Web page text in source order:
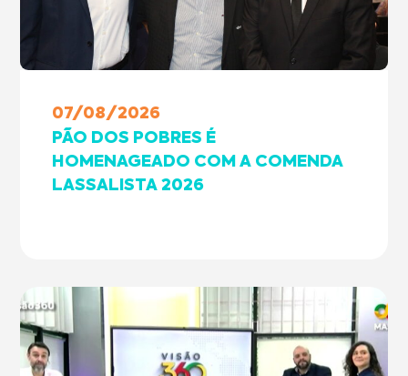
07/08/2026
PÃO DOS POBRES É
HOMENAGEADO COM A COMENDA
LASSALISTA 2026